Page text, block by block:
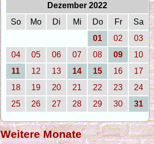
Dezember 2022
So
Mo Di Mi Do Fr
Sa
01
02
03
04
05 06 07 08 09
10
11
12 13 14 15 16
17
18
19 20 21 22 23
24
25
26 27 28 29 30 31
Weitere Monate